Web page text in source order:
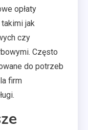
opłaty
jak
czy
Często
do potrzeb
firm